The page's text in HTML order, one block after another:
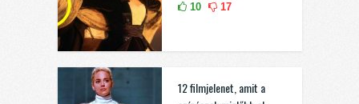
10 17
12 filmjelenet, amit a